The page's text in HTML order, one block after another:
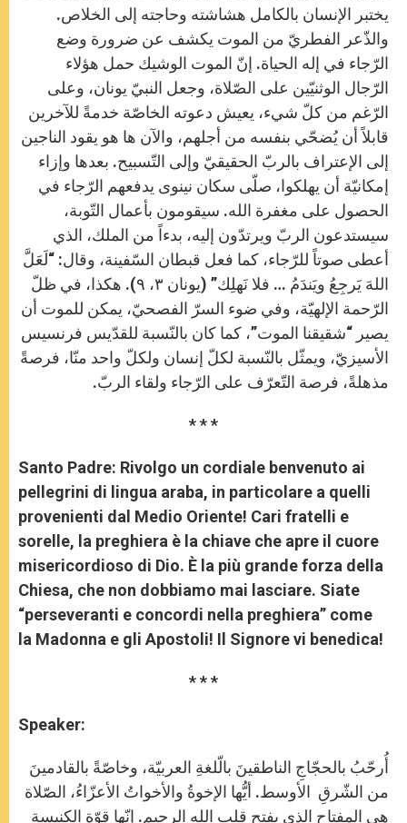
يختبر الإنسان بالكامل هشاشته وحاجته إلى الخلاص.
والذّعر الفطريّ من الموت يكشف عن ضرورة وضع
الرّجاء في إله الحياة. إنّ الموت الوشيك حمل هؤلاء
الرّجال الوثنيّين على الصّلاة، وجعل النبيّ يونان، وعلى
الرّغم من كلّ شيء، يعيش دعوته الخاصّة خدمةً للآخرين
قابلاً أن يُضحّي بنفسه من أجلهم، والآن ها هو يقود الناجين
إلى الإعتراف بالربّ الحقيقيّ وإلى التّسبيح. بعدها وإزاء
إمكانيّة أن يهلكوا، صلّى سكان نينوى يدفعهم الرّجاء في
الحصول على مغفرة الله. سيقومون بأعمال التّوبة،
سيستدعون الربّ ويرتدّون إليه، بدءاً من الملك، الذي
أعطى صوتاً للرّجاء، كما فعل قبطان السّفينة، وقال: “لَعَلَّ
اللهَ يَرجِعُ ويَندَمُ … فلا نَهلِك” (يونان ۳، ٩). هكذا، في ظلّ
الرّحمة الإلهيّة، وفي ضوء السرّ الفصحيّ، يمكن للموت أن
يصير “شقيقنا الموت”، كما كان بالنّسبة للقدّيس فرنسيس
الأسيزيّ، ويمثّل بالنّسبة لكلّ إنسان ولكلّ واحد منّا، فرصةً
مذهلةً، فرصة التّعرّف على الرّجاء ولقاء الربّ.
* * *
Santo Padre: Rivolgo un cordiale benvenuto ai
pellegrini di lingua araba, in particolare a quelli
provenienti dal Medio Oriente! Cari fratelli e
sorelle, la preghiera è la chiave che apre il cuore
misericordioso di Dio. È la più grande forza della
Chiesa, che non dobbiamo mai lasciare. Siate
“perseveranti e concordi nella preghiera” come
la Madonna e gli Apostoli! Il Signore vi benedica!
* * *
Speaker:
أُرحّبُ بالحجّاجِ الناطقينَ بالّلغةِ العربيّة، وخاصّةً بالقادمينَ
من الشّرقِ الأوسط. أيُّها الإخوةُ والأخواتُ الأعزّاءُ، الصّلاة
هي المفتاح الذي يفتح قلب الله الرحيم. إنّها قوّة الكنيسة